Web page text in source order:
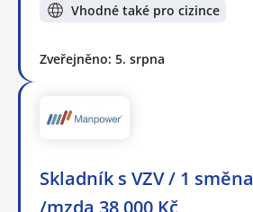
Vhodné také pro cizince
Zveřejněno: 5. srpna
Skladník s VZV / 1 směna